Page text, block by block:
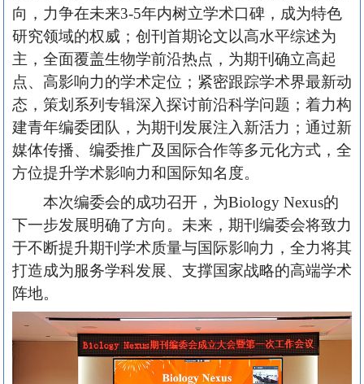
向，力争在未来3-5年内树立学术口碑，成为特色
研究领域的权威；创刊首期论文以高水平综述为
主，全面覆盖生物学前沿热点，为期刊确立高起
点、高影响力的学术定位；紧密跟踪学术界最新动
态，策划系列专辑深入探讨前沿科学问题；着力构
建青年编委团队，为期刊发展注入新活力；通过新
媒体传播、编委推广及国际合作等多元化方式，全
方位提升学术影响力和国际知名度。
本次编委会的成功召开，为Biology Nexus的
下一步发展明确了方向。未来，期刊编委会将致力
于不断提升期刊学术质量与国际影响力，全力将其
打造成为服务学科发展、支撑国家战略的高端学术
阵地。